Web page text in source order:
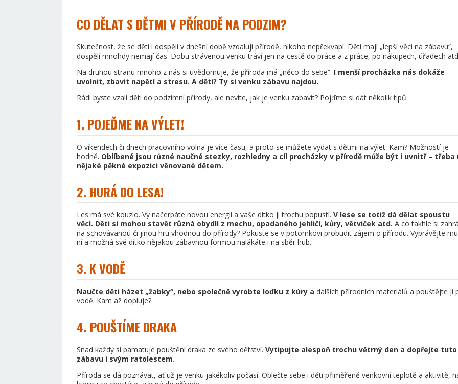
CO DĚLAT S DĚTMI V PŘÍRODĚ NA PODZIM?
Skutečnost, že se děti i dospělí v dnešní době vzdalují přírodě, nikoho nepřekvapí. Děti mají „lepší věci na zábavu“,
dospělí mnohdy nemají čas. Dobu strávenou venku tráví jen na cestě do práce a z práce, po nákupech, úřadech
Na druhou stranu mnoho z nás si uvědomuje, že příroda má „něco do sebe“. I menší procházka nás dokáže
uvolnit, zbavit napětí a stresu. A děti? Ty si venku zábavu najdou.
Rádi byste vzali děti do podzimní přírody, ale nevíte, jak je venku zabavit? Pojďme si dát několik tipů:
1. POJEĎME NA VÝLET!
O víkendech či dnech pracovního volna je více času, a proto se můžete vydat s dětmi na výlet. Kam? Možností je
hodně. Oblíbené jsou různé naučné stezky, rozhledny a cíl procházky v přírodě může být i uvnitř – třeba
nějaké pěkné expozici věnované dětem.
2. HURÁ DO LESA!
Les má své kouzlo. Vy načerpáte novou energii a vaše dítko ji trochu popustí. V lese se totiž dá dělat spoustu
věcí. Děti si mohou stavět různá obydlí z mechu, opadaného jehličí, kůry, větviček atd. A co takhle si
na schovávanou či jinou hru vhodnou do přírody? Pokuste se v potomkovi probudit zájem o přírodu. Vyprávějte
ní a možná své dítko nějakou zábavnou formou nalákáte i na sběr hub.
3. K VODĚ
Naučte děti házet „žabky“, nebo společně vyrobte loďku z kúry a dalších přírodních materiálů a pouštějte ji
vodě. Kam až dopluje?
4. POUŠTÍME DRAKA
Snad každý si pamatuje pouštění draka ze svého dětství. Vytipujte alespoň trochu větrný den a dopřejte tuto
zábavu i svým ratolestem.
Příroda se dá poznávat, ať už je venku jakékoliv počasí. Oblečte sebe i děti přiměřeně venkovní teplotě a aktivitě,